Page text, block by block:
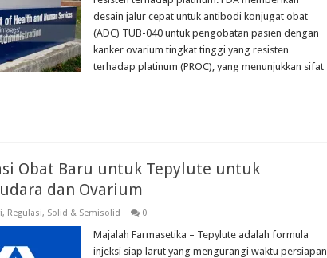
desain jalur cepat untuk antibodi konjugat obat
(ADC) TUB-040 untuk pengobatan pasien dengan
kanker ovarium tingkat tinggi yang resisten
terhadap platinum (PROC), yang menunjukkan sifat
Obat Baru untuk Tepylute untuk
dan Ovarium
, Regulasi, Solid & Semisolid 0
Majalah Farmasetika – Tepylute adalah formula
injeksi siap larut yang mengurangi waktu persiapan